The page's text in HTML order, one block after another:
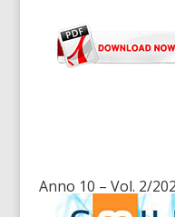
Anno 10 – Vol. 2/